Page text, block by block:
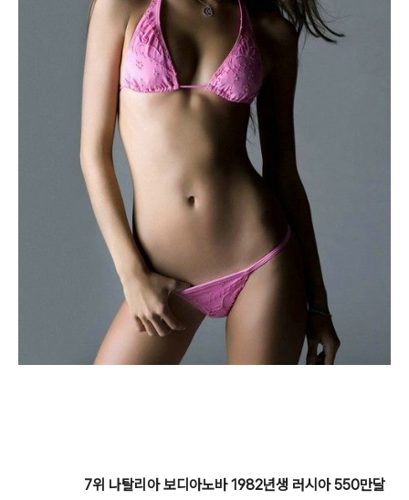
7위 나탈리아 보디아노바 1982년생 러시아 550만달